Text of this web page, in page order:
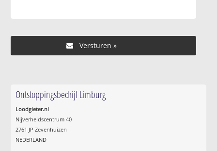
Ontstoppingsbedrijf Limburg
Loodgieter.nl
Nijverheidscentrum 40
2761 JP Zevenhuizen
NEDERLAND